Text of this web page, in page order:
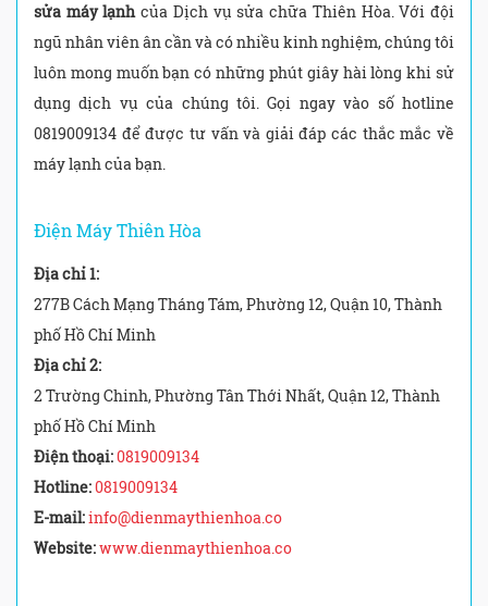
sửa máy lạnhcủa Dịch vụ sửa chữa Thiên Hòa. Với đội
ngũ nhân viên ân cần và có nhiều kinh nghiệm, chúng tôi
luôn mong muốn bạn có những phút giây hài lòng khi sử
dụng dịch vụ của chúng tôi. Gọi ngay vào số hotline
0819009134 để được tư vấn và giải đáp các thắc mắc về
máy lạnh của bạn.
Điện Máy Thiên Hòa
Địa chỉ 1:
277B Cách Mạng Tháng Tám, Phường 12, Quận 10, Thành
phố Hồ Chí Minh
Địa chỉ 2:
2 Trường Chinh, Phường Tân Thới Nhất, Quận 12, Thành
phố Hồ Chí Minh
Điện thoại:0819009134
Hotline:0819009134
E-mail:info@dienmaythienhoa.co
Website:www.dienmaythienhoa.co